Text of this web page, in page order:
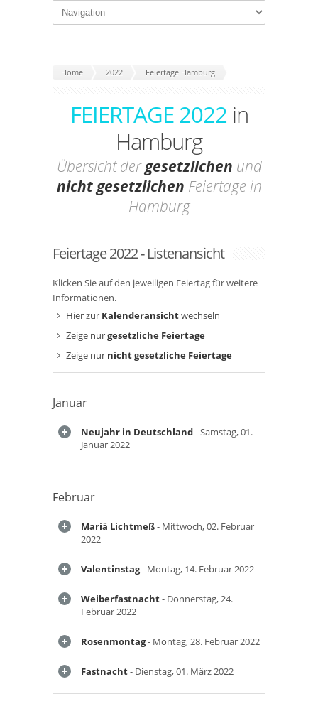
Home 2022 Feiertage Hamburg
FEIERTAGE 2022 in
Hamburg
Übersicht dergesetzlichen und
nicht gesetzlichen Feiertage in
Hamburg
Feiertage 2022 - Listenansicht
Klicken Sie auf den jeweiligen Feiertag für weitere
Informationen.
Hier zur Kalenderansichtwechseln
Zeige nurgesetzliche Feiertage
Zeige nur nicht gesetzliche Feiertage
Januar
Neujahr in Deutschland- Samstag, 01.
Januar 2022
Februar
Mariä Lichtmeß- Mittwoch, 02. Februar
2022
Valentinstag- Montag, 14. Februar 2022
Weiberfastnacht- Donnerstag, 24.
Februar 2022
Rosenmontag- Montag, 28. Februar 2022
Fastnacht- Dienstag, 01. März 2022